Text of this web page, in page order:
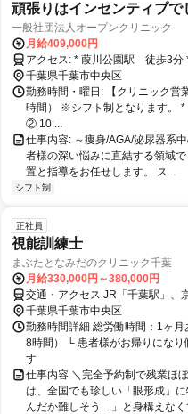
頑張りはインセンティブ
一般社団法人オープンクリニック
月給409,000円
アクセス: * 葭川公園駅
千葉県千葉市中央区
勤務時間・曜日: 【クリニック営
時間） ※シフト制となります。
② 10:...
仕事内容: ～痩身/AGA/泌尿器系
者様の深い悩みに直結する領域
置と指導をお任せします。 ス...
シフト制
正社員
視能訓練士
まぶたとなみだのクリニック千葉
月給330,000円～380,000円
交通・アクセス JR「千葉駅」、
千葉県千葉市中央区
勤務時間詳細 総労働時間：1ヶ
8時間） └ 患者様がお帰りにな
す
仕事内容 ＼完全予約制で残業ほ
は、全国でも珍しい「眼形成」
んだか難しそう…」と身構えな